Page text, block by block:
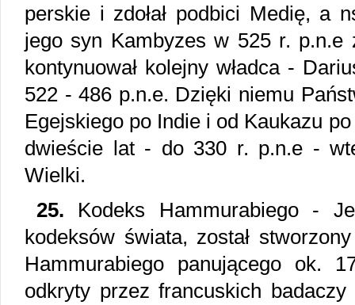
perskie i zdołał podbici Medię, a
jego syn Kambyzes w 525 r. p.n.e
kontynuował kolejny władca -
522 - 486 p.n.e. Dzięki niemu
Egejskiego po Indie i od Kaukazu
dwieście lat - do 330 r. p.n.e -
Wielki.
25. Kodeks Hammurabiego -
kodeksów świata, został
Hammurabiego panującego ok.
odkryty przez francuskich